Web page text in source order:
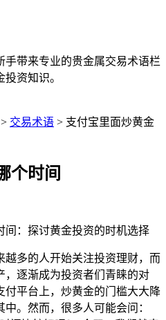
手带来专业的贵金属交易术语栏
资知识。
> 交易术语 > 支付宝里面炒黄金
个时间
间：探讨黄金投资的时机选择
越多的人开始关注投资理财，而
，逐渐成为投资者们青睐的对
付平台上，炒黄金的门槛大大降
。然而，很多人可能会问：